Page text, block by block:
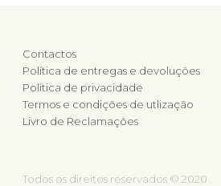
Contactos
Política de entregas e devoluções
Política de privacidade
Termos e condições de utlização
Livro de Reclamações
Todos os direitos reservados © 2020